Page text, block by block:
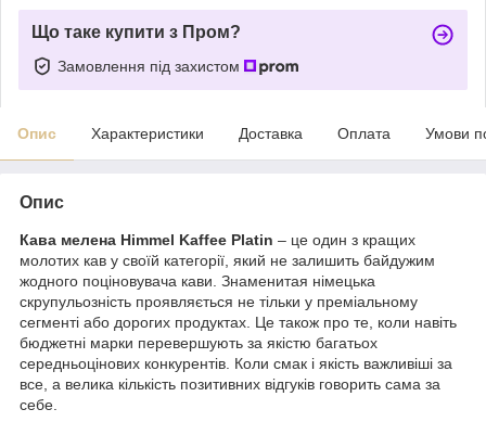
Що таке купити з Пром?
Замовлення під захистом
Опис Характеристики Доставка Оплата Умови
Опис
Кава мелена Himmel Kaffee Platin – це один з кращих
молотих кав у своїй категорії, який не залишить байдужим
жодного поціновувача кави. Знаменитая німецька
скрупульозність проявляється не тільки у преміальному
сегменті або дорогих продуктах. Це також про те, коли навіть
бюджетні марки перевершують за якістю багатьох
середньоцінових конкурентів. Коли смак і якість важливіші за
все, а велика кількість позитивних відгуків говорить сама за
себе.